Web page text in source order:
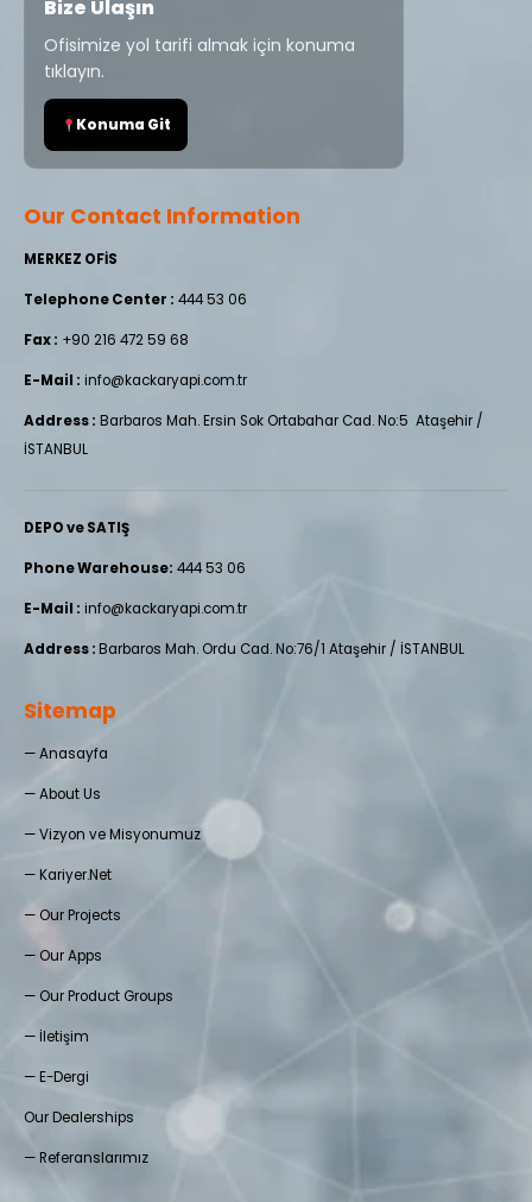
Bize Ulaşın
Ofisimize yol tarifi almak için konuma
tıklayın.
Konuma Git
Our Contact Information
MERKEZ OFİS
Telephone Center : 444 53 06
Fax : +90 216 472 59 68
E-Mail : info@kackaryapi.com.tr
Address : Barbaros Mah. Ersin Sok Ortabahar Cad. No:5 Ataşehir /
İSTANBUL
DEPO ve SATIŞ
Phone Warehouse: 444 53 06
E-Mail : info@kackaryapi.com.tr
Address :Barbaros Mah. Ordu Cad. No:76/1 Ataşehir / İSTANBUL
Sitemap
—Anasayfa
—About Us
—Vizyon ve Misyonumuz
—Kariyer.Net
—Our Projects
— Our Apps
— Our Product Groups
— İletişim
—E-Dergi
Our Dealerships
—Referanslarımız